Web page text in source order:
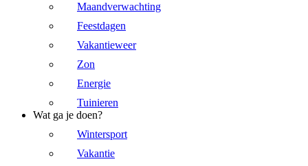
Maandverwachting
Feestdagen
Vakantieweer
Zon
Energie
Tuinieren
Wat ga je doen?
Wintersport
Vakantie